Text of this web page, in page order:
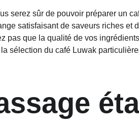
serez sûr de pouvoir préparer un
satisfaisant de saveurs riches et
pas que la qualité de vos
sélection du café Luwak